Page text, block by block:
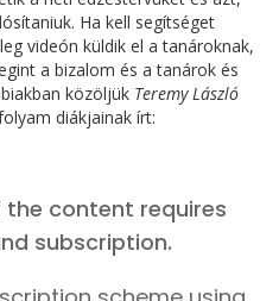
Ha kell segítséget
videón küldik el a tanároknak,
a bizalom és a tanárok és
közöljük Teremy László
diákjainak írt: